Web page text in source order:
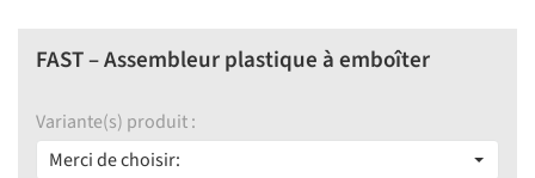
FAST – Assembleur plastique à emboîter
Variante(s) produit :
Merci de choisir: